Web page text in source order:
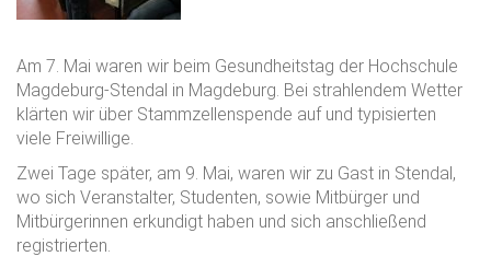
Am 7. Mai waren wir beim Gesundheitstag der Hochschule
Magdeburg-Stendal in Magdeburg. Bei strahlendem Wetter
klärten wir über Stammzellenspende auf und typisierten
viele Freiwillige.
Zwei Tage später, am 9. Mai, waren wir zu Gast in Stendal,
wo sich Veranstalter, Studenten, sowie Mitbürger und
Mitbürgerinnen erkundigt haben und sich anschließend
registrierten.